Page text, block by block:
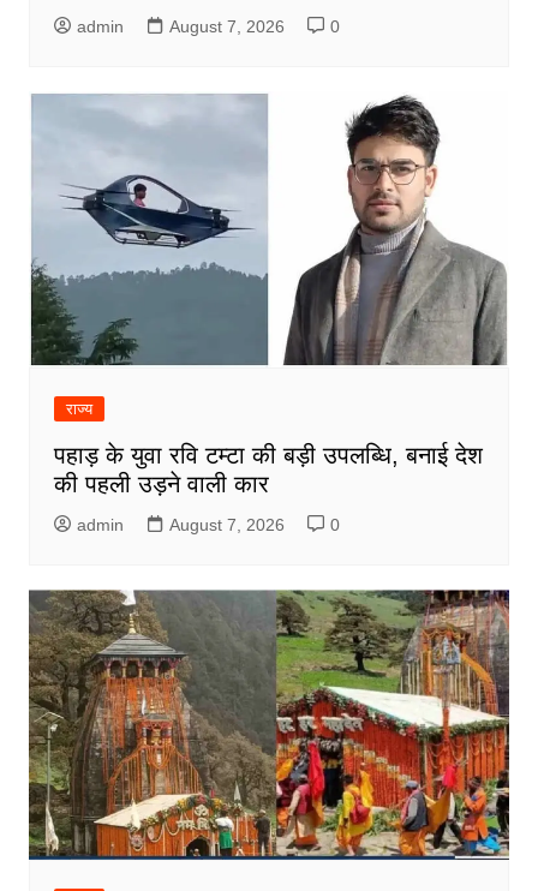
admin August 7, 2026 0
राज्य
पहाड़ के युवा रवि टम्टा की बड़ी उपलब्धि, बनाई देश
की पहली उड़ने वाली कार
admin August 7, 2026 0